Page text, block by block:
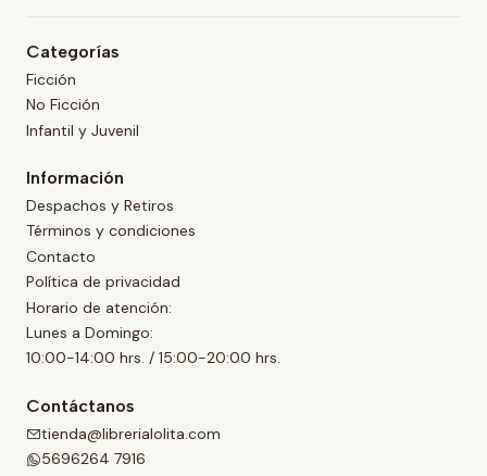
Categorías
Ficción
No Ficción
Infantil y Juvenil
Información
Despachos y Retiros
Términos y condiciones
Contacto
Política de privacidad
Horario de atención:
Lunes a Domingo:
10:00-14:00 hrs. / 15:00-20:00 hrs.
Contáctanos
tienda@librerialolita.com
5696264 7916